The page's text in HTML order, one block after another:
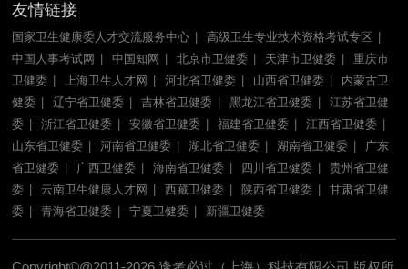
友情链接
国家卫生健康委人才交流服务中心
高级卫生专业技术资格考试专区
中国人事考试网
中国知网 北京市卫健委 天津市卫健委
重庆市
卫健委
上海卫生人才网 河北省卫健委 山西省卫健委
内蒙古卫
健委
辽宁省卫健委 吉林省卫健委 黑龙江省卫健委
江苏省卫健
委
浙江省卫健委 安徽省卫健委 福建省卫健委
江西省卫健委
山东省卫健委
河南省卫健委 湖北省卫健委 湖南省卫健委
广东
省卫健委
广西卫健委 海南省卫健委 四川省卫健委
贵州省卫健
委
云南卫生健康人才网 西藏卫健委 陕西省卫健委
甘肃省卫健
委
青海省卫健委 宁夏卫健委 新疆卫健委